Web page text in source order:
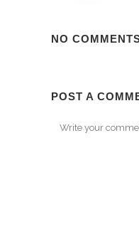
NO
POST A